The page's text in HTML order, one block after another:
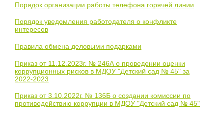
Порядок организации работы телефона горячей линии
Порядок уведомления работодателя о конфликте
интересов
Правила обмена деловыми подарками
Приказ от 11.12.2023г. № 246А о проведении оценки
коррупционных рисков в МДОУ "Детский сад № 45" за
2022-2023
Приказ от 3.10.2022г. № 136Б о создании комиссии по
противодействию коррупции в МДОУ "Детский сад № 45"